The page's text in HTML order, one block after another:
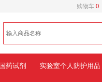
购物车 0
国药试剂 实验室个人防护用品